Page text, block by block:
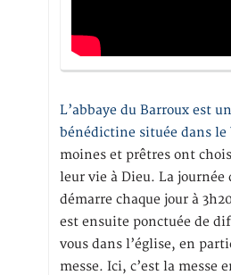
L’abbaye du Barroux est
bénédictine située dans le
moines et prêtres ont
leur vie à Dieu. La journée
démarre chaque jour à
est ensuite ponctuée de
vous dans l’église, en
messe. Ici, c’est la messe